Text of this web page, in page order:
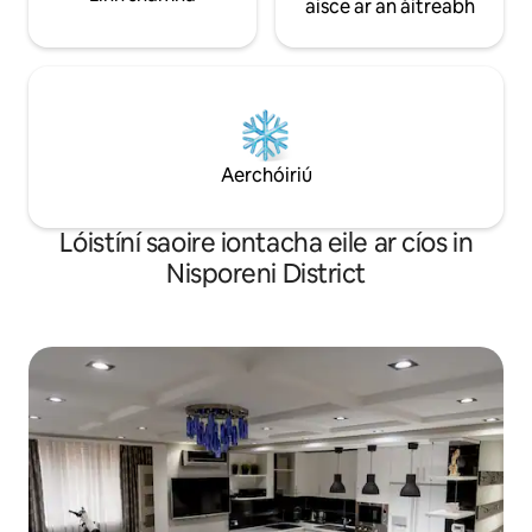
aisce ar an áitreabh
Aerchóiriú
Lóistíní saoire iontacha eile ar cíos in
Nisporeni District